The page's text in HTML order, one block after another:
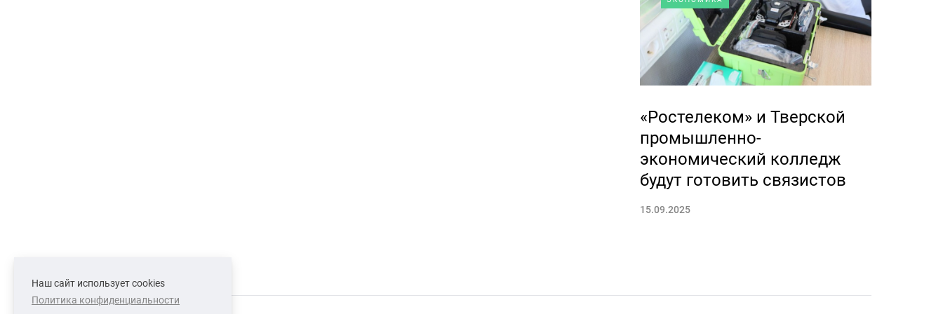
«Ростелеком» и Тверской
промышленно-
экономический колледж
будут готовить связистов
15.09.2025
Наш сайт использует cookies
Политика конфиденциальности